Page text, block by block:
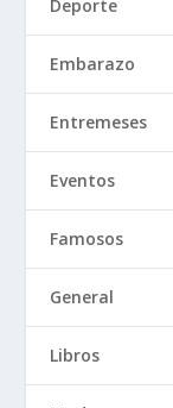
Deporte
Embarazo
Entremeses
Eventos
Famosos
General
Libros